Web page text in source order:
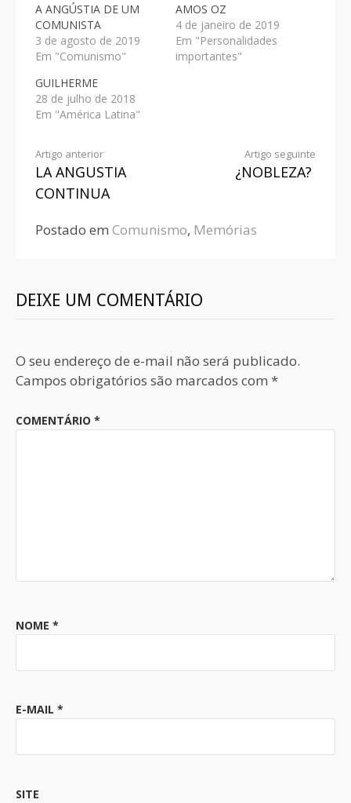
A ANGÚSTIA DE UM
COMUNISTA
3 de agosto de 2019
Em "Comunismo"
AMOS OZ
4 de janeiro de 2019
Em "Personalidades
importantes"
GUILHERME
28 de julho de 2018
Em "América Latina"
Artigo anterior
LA ANGUSTIA
CONTINUA
Artigo seguinte
¿NOBLEZA?
Postado em Comunismo, Memórias
DEIXE UM COMENTÁRIO
O seu endereço de e-mail não será publicado.
Campos obrigatórios são marcados com *
COMENTÁRIO *
NOME *
E-MAIL *
SITE